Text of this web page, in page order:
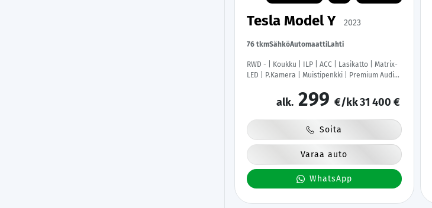
Tesla Model Y 2023
76 tkmSähköAutomaattiLahti
RWD - | Koukku | ILP | ACC | Lasikatto | Matrix-
LED | P.Kamera | Muistipenkki | Premium Audio
auto | Kahdet renkaat |
alk. 299 €/kk31 400 €
Soita
Varaa auto
WhatsApp